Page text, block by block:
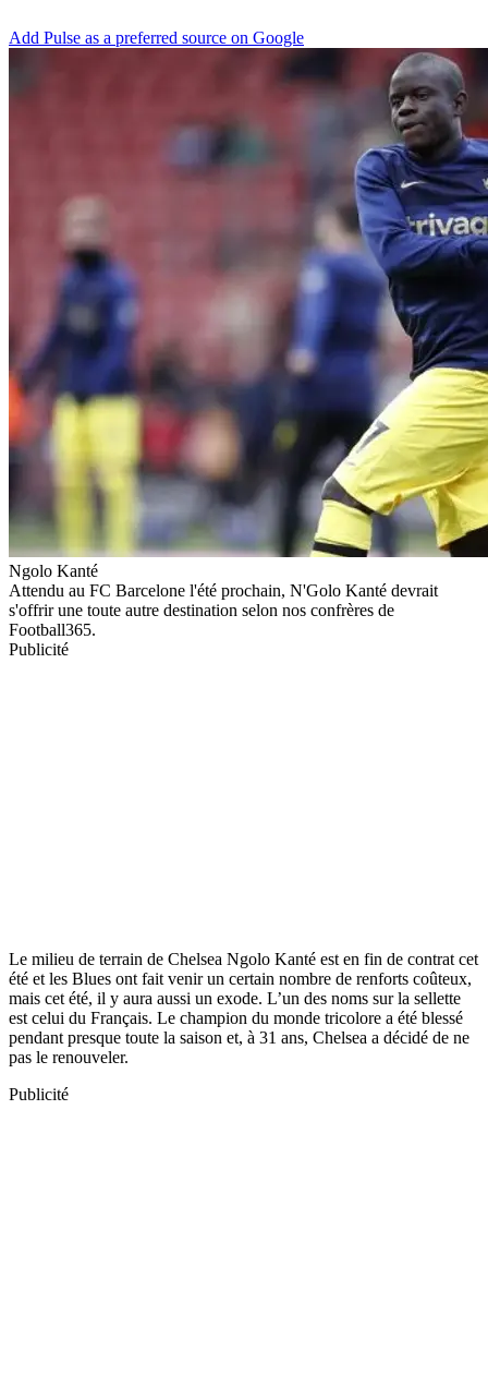
Add Pulse as a preferred source on Google
Ngolo Kanté
Attendu au FC Barcelone l'été prochain, N'Golo Kanté devrait
s'offrir une toute autre destination selon nos confrères de
Football365.
Publicité
Le milieu de terrain de Chelsea Ngolo Kanté est en fin de contrat cet
été et les Blues ont fait venir un certain nombre de renforts coûteux,
mais cet été, il y aura aussi un exode. L’un des noms sur la sellette
est celui du Français. Le champion du monde tricolore a été blessé
pendant presque toute la saison et, à 31 ans, Chelsea a décidé de ne
pas le renouveler.
Publicité